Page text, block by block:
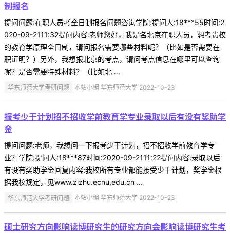
制报名
提问问题:在职人员考全日制报名问题咨询学院:提问人:18***55时间:2
020-09-2111:32提问内容:老师您好，我是名北京在职人员，想考贵校
的教育学原理全日制，请问报名需要哪些材料呢？（比如是否需要在
职证明？）另外，我想报北京的考点，请问考点信息在哪里可以查询
呢？是否需要特殊材料？（比如北 ...
华东师范大学考研问题 本站小编 华东师范大学 2022-10-23
报考少干计划招不招收学前教育学专业录取以后有没有奖助学
金
提问问题:老师，我想问一下报考少干计划，招不招收学前教育学专
业？学院:提问人:18***87时间:2020-09-2111:22提问内容:录取以后
有没有奖助学金回复内容:我校所有专业都能接受少干计划，奖学金根
据我校规定，见www.zizhu.ecnu.edu.cn ...
华东师范大学考研问题 本站小编 华东师范大学 2022-10-23
硕士研究方向影响读博研究生的研究方向会影响读博研究生考